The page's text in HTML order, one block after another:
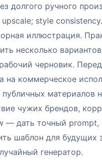
долгого ручного
style
иллюстрация.
несколько
черновик.
на коммерческое
чужих брендов,
— дать точный
шаблон для будущих
генератор.